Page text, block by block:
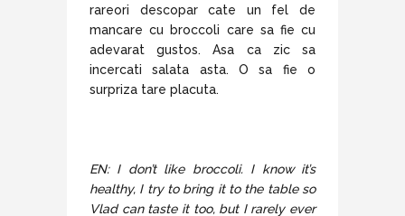
rareori descopar cate un fel de
mancare cu broccoli care sa fie cu
adevarat gustos. Asa ca zic sa
incercati salata asta. O sa fie o
surpriza tare placuta.
EN: I don’t like broccoli. I know it’s
healthy, I try to bring it to the table so
Vlad can taste it too, but I rarely ever